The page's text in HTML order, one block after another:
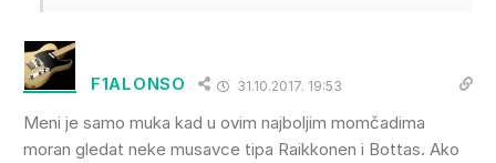
F1ALONSO 31.10.2017. 19:53
Meni je samo muka kad u ovim najboljim momčadima
moran gledat neke musavce tipa Raikkonen i Bottas. Ako